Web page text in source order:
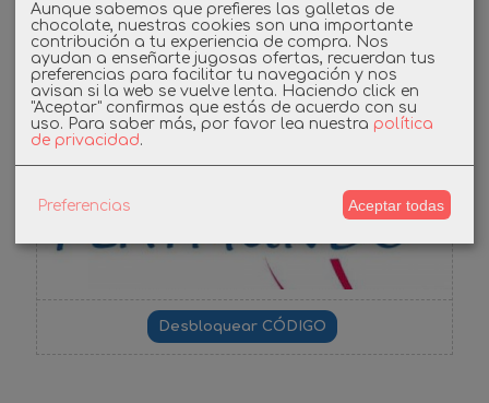
Cupones
DESCUENTO BIENVENIDA
-3%
Aunque sabemos que prefieres las galletas de
chocolate, nuestras cookies son una importante
contribución a tu experiencia de compra. Nos
ayudan a enseñarte jugosas ofertas, recuerdan tus
preferencias para facilitar tu navegación y nos
avisan si la web se vuelve lenta. Haciendo click en
"Aceptar" confirmas que estás de acuerdo con su
uso. Para saber más, por favor lea nuestra política
de privacidad.
Preferencias Aceptar todas